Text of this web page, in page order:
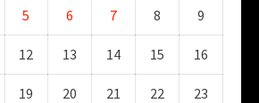
5 6 7 8 9
12 13 14 15 16
19 20 21 22 23